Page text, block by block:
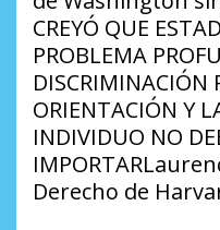
CREYÓ QUE
PROBLEMA
DISCRIMINACIÓN
ORIENTACIÓN Y
INDIVIDUO NO
Derecho de